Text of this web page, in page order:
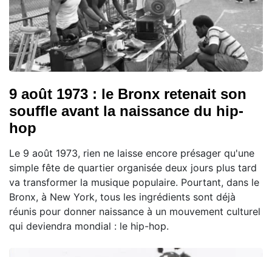
9 août 1973 : le Bronx retenait son
souffle avant la naissance du hip-
hop
Le 9 août 1973, rien ne laisse encore présager qu'une
simple fête de quartier organisée deux jours plus tard
va transformer la musique populaire. Pourtant, dans le
Bronx, à New York, tous les ingrédients sont déjà
réunis pour donner naissance à un mouvement culturel
qui deviendra mondial : le hip-hop.